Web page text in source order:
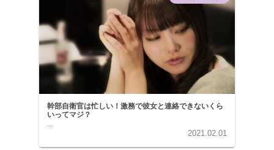
幹部自衛官は忙しい！激務で彼女と連絡できないくら
いってマジ？
2021.02.01